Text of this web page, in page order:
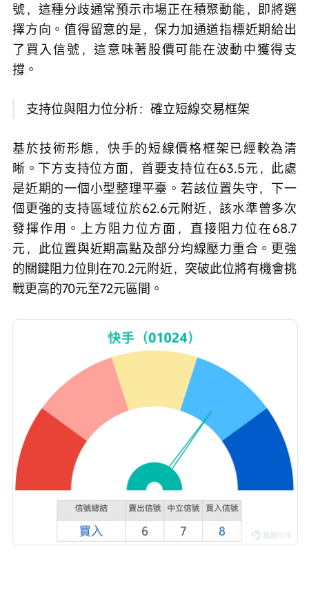
號，這種分歧通常預示市場正在積聚動能，即將選
擇方向。值得留意的是，保力加通道指標近期給出
了買入信號，這意味著股價可能在波動中獲得支
撐。
支持位與阻力位分析：確立短線交易框架
基於技術形態，快手的短線價格框架已經較為清
晰。下方支持位方面，首要支持位在63.5元，此處
是近期的一個小型整理平臺。若該位置失守，下一
個更強的支持區域位於62.6元附近，該水準曾多次
發揮作用。上方阻力位方面，直接阻力位在68.7
元，此位置與近期高點及部分均線壓力重合。更強
的關鍵阻力位則在70.2元附近，突破此位將有機會挑
戰更高的70元至72元區間。